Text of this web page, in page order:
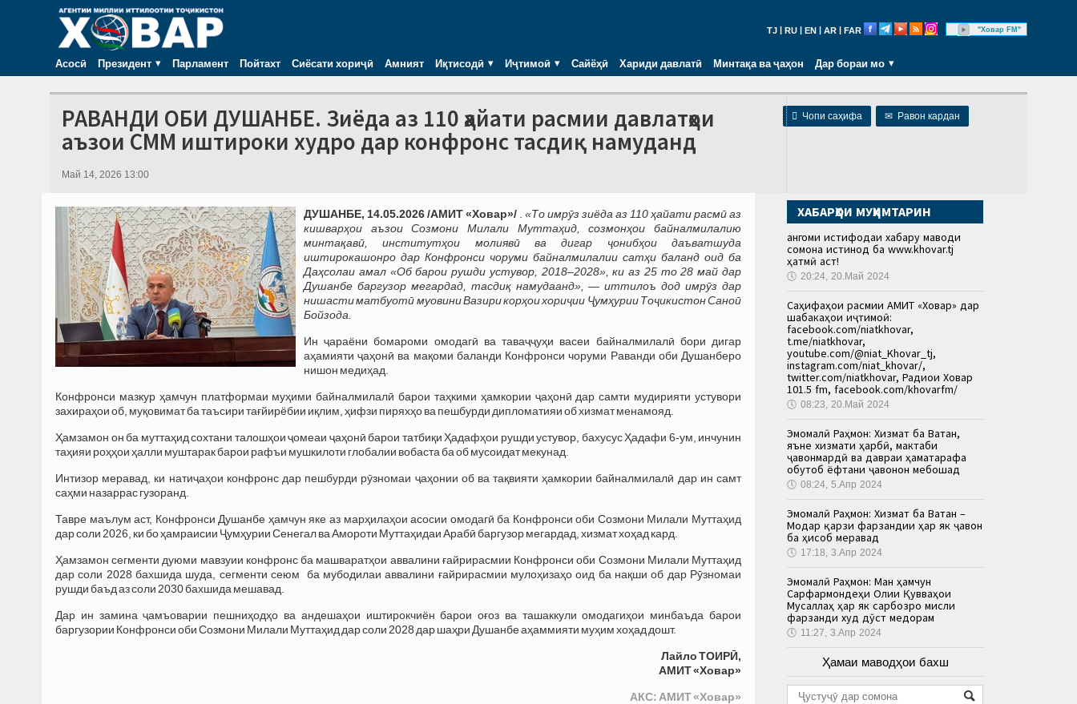
TJ RU EN AR FAR "Ховар FM"
Асосӣ Президент Парламент Пойтахт Сиёсати хориҷӣ Амният Иқтисодӣ Иҷтимоӣ Сайёҳӣ Хариди давлатӣ Минтақа ва ҷаҳон Дар бораи мо
 Чопи саҳифа ✉ Равон кардан
РАВАНДИ ОБИ ДУШАНБЕ. Зиёда аз 110 ҳайати расмии давлатҳои
аъзои СММ иштироки худро дар конфронс тасдиқ намуданд
Май 14, 2026 13:00
ДУШАНБЕ, 14.05.2026 /АМИТ «Ховар»/
«То имрӯз зиёда аз 110 ҳайати расмӣ аз
кишварҳои аъзои Созмони Милали Муттаҳид, созмонҳои байналмилалию
минтақавӣ, институтҳои молиявӣ ва дигар ҷонибҳои даъватшуда
иштирокашонро дар Конфронси чоруми байналмилалии сатҳи баланд оид ба
Даҳсолаи амал «Об барои рушди устувор, 2018–2028», ки аз 25 то 28 май дар
Душанбе баргузор мегардад, тасдиқ намудаанд», — иттилоъ дод имрӯз дар
нишасти матбуотӣ муовини Вазири корҳои хориҷии Ҷумҳурии Тоҷикистон Cаноӣ
Бойзода.
Ин ҷараёни бомароми омодагӣ ва таваҷҷуҳи васеи байналмилалӣ бори дигар
аҳамияти ҷаҳонӣ ва мақоми баланди Конфронси чоруми Раванди оби Душанберо
нишон медиҳад.
Конфронси мазкур ҳамчун платформаи муҳими байналмилалӣ барои таҳкими ҳамкории ҷаҳонӣ дар самти мудирияти устувори
захираҳои об, муқовимат ба таъсири тағйирёбии иқлим, ҳифзи пиряхҳо ва пешбурди дипломатияи об хизмат менамояд.
Ҳамзамон он ба муттаҳид сохтани талошҳои ҷомеаи ҷаҳонӣ барои татбиқи Ҳадафҳои рушди устувор, бахусус Ҳадафи 6-ум, инчунин
таҳияи роҳҳои ҳалли муштарак барои рафъи мушкилоти глобалии вобаста ба об мусоидат мекунад.
Интизор меравад, ки натиҷаҳои конфронс дар пешбурди рӯзномаи ҷаҳонии об ва тақвияти ҳамкории байналмилалӣ дар ин самт
саҳми назаррас гузоранд.
Тавре маълум аст, Конфронси Душанбе ҳамчун яке аз марҳилаҳои асосии омодагӣ ба Конфронси оби Созмони Милали Муттаҳид
дар соли 2026, ки бо ҳамраисии Ҷумҳурии Сенегал ва Амороти Муттаҳидаи Арабӣ баргузор мегардад, хизмат хоҳад кард.
Ҳамзамон сегменти дуюми мавзуии конфронс ба машваратҳои аввалини ғайрирасмии Конфронси оби Созмони Милали Муттаҳид
дар соли 2028 бахшида шуда, сегменти сеюм ба мубодилаи аввалини ғайрирасмии мулоҳизаҳо оид ба нақши об дар Рӯзномаи
рушди баъд аз соли 2030 бахшида мешавад.
Дар ин замина ҷамъоварии пешниҳодҳо ва андешаҳои иштирокчиён барои оғоз ва ташаккули омодагиҳои минбаъда барои
баргузории Конфронси оби Созмони Милали Муттаҳид дар соли 2028 дар шаҳри Душанбе аҳаммияти муҳим хоҳад дошт.
Лайло ТОИРӢ,
АМИТ «Ховар»
АКС: АМИТ «Ховар»
ХАБАРҲОИ МУҲИМТАРИН
Ҳангоми истифодаи хабару маводи
сомона истинод ба www.khovar.tj
ҳатмӣ аст!
🕔 20:24, 20.Май 2024
Саҳифаҳои расмии АМИТ «Ховар» дар
шабакаҳои иҷтимоӣ:
facebook.com/niatkhovar,
t.me/niatkhovar,
youtube.com/@niat_Khovar_tj,
instagram.com/niat_khovar/,
twitter.com/niatkhovar, Радиои Ховар
101.5 fm, facebook.com/khovarfm/
🕔 08:23, 20.Май 2024
Эмомалӣ Раҳмон: Хизмат ба Ватан,
яъне хизмати ҳарбӣ, мактаби
ҷавонмардӣ ва давраи ҳаматарафа
обутоб ёфтани ҷавонон мебошад
🕔 08:24, 5.Апр 2024
Эмомалӣ Раҳмон: Хизмат ба Ватан –
Модар қарзи фарзандии ҳар як ҷавон
ба ҳисоб меравад
🕔 17:18, 3.Апр 2024
Эмомалӣ Раҳмон: Ман ҳамчун
Сарфармондеҳи Олии Қувваҳои
Мусаллаҳ ҳар як сарбозро мисли
фарзанди худ дӯст медорам
🕔 11:27, 3.Апр 2024
Ҳамаи маводҳои бахш